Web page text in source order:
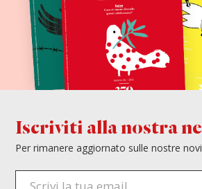
Iscriviti alla nostra
Per rimanere aggiornato sulle nostre